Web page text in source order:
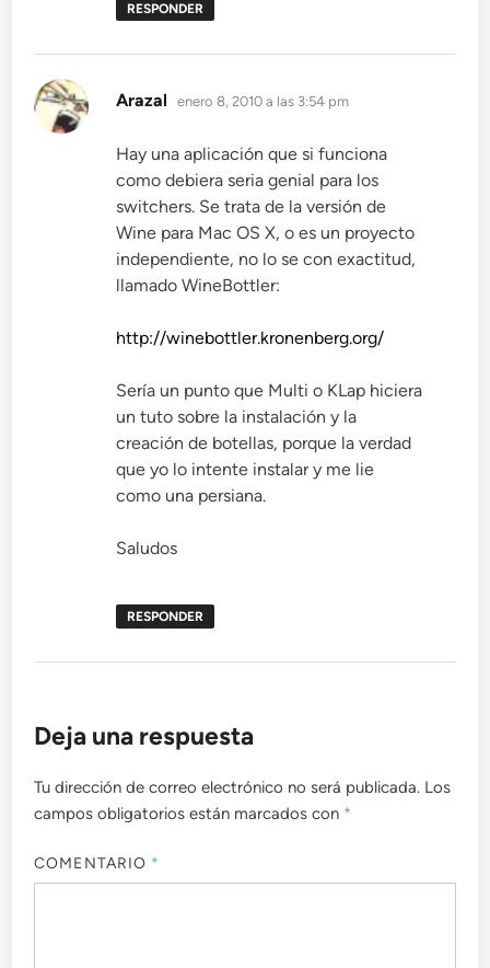
RESPONDER
Arazal dice:
enero 8, 2010 a las 3:54 pm
Hay una aplicación que si funciona
como debiera seria genial para los
switchers. Se trata de la versión de
Wine para Mac OS X, o es un proyecto
independiente, no lo se con exactitud,
llamado WineBottler:
http://winebottler.kronenberg.org/
Sería un punto que Multi o KLap hiciera
un tuto sobre la instalación y la
creación de botellas, porque la verdad
que yo lo intente instalar y me lie
como una persiana.
Saludos
RESPONDER
Deja una respuesta
Tu dirección de correo electrónico no será publicada. Los
campos obligatorios están marcados con *
COMENTARIO *